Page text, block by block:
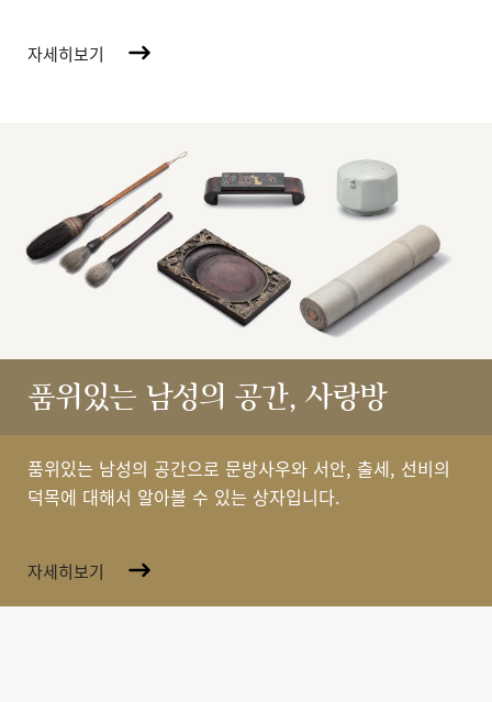
자세히보기
품위있는 남성의 공간, 사랑방
품위있는 남성의 공간으로 문방사우와 서안, 출세, 선비의
덕목에 대해서 알아볼 수 있는 상자입니다.
자세히보기